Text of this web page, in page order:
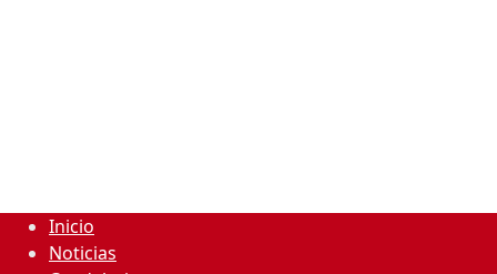
Inicio
Noticias